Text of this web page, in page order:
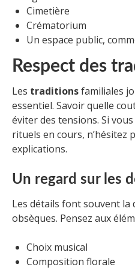
Cimetière
Crématorium
Un espace public,
Respect des
Les traditionsfamiliales
essentiel. Savoir quelle
éviter des tensions. Si
rituels en cours, n’hésitez
explications.
Un regard sur les
Les détails font souvent la
obsèques. Pensez aux
Choix musical
Composition florale